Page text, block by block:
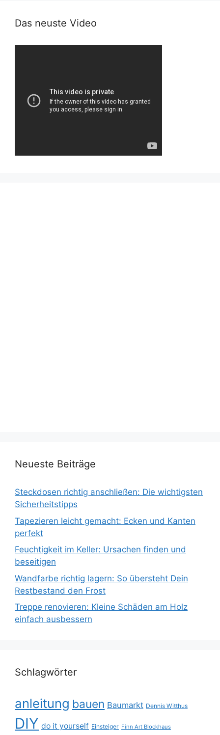
Das neuste Video
Neueste Beiträge
Steckdosen richtig anschließen: Die wichtigsten
Sicherheitstipps
Tapezieren leicht gemacht: Ecken und Kanten
perfekt
Feuchtigkeit im Keller: Ursachen finden und
beseitigen
Wandfarbe richtig lagern: So übersteht Dein
Restbestand den Frost
Treppe renovieren: Kleine Schäden am Holz
einfach ausbessern
Schlagwörter
anleitung bauen Baumarkt Dennis Witthus
DIY do it yourself Einsteiger Finn Art Blockhaus